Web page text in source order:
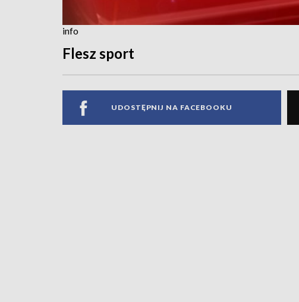
info
Flesz sport
UDOSTĘPNIJ NA FACEBOOKU